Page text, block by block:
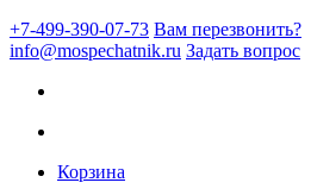
+7-499-390-07-73 Вам перезвонить?
info@mospechatnik.ru Задать вопрос
Корзина